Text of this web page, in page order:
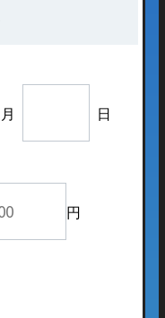
月 日
円